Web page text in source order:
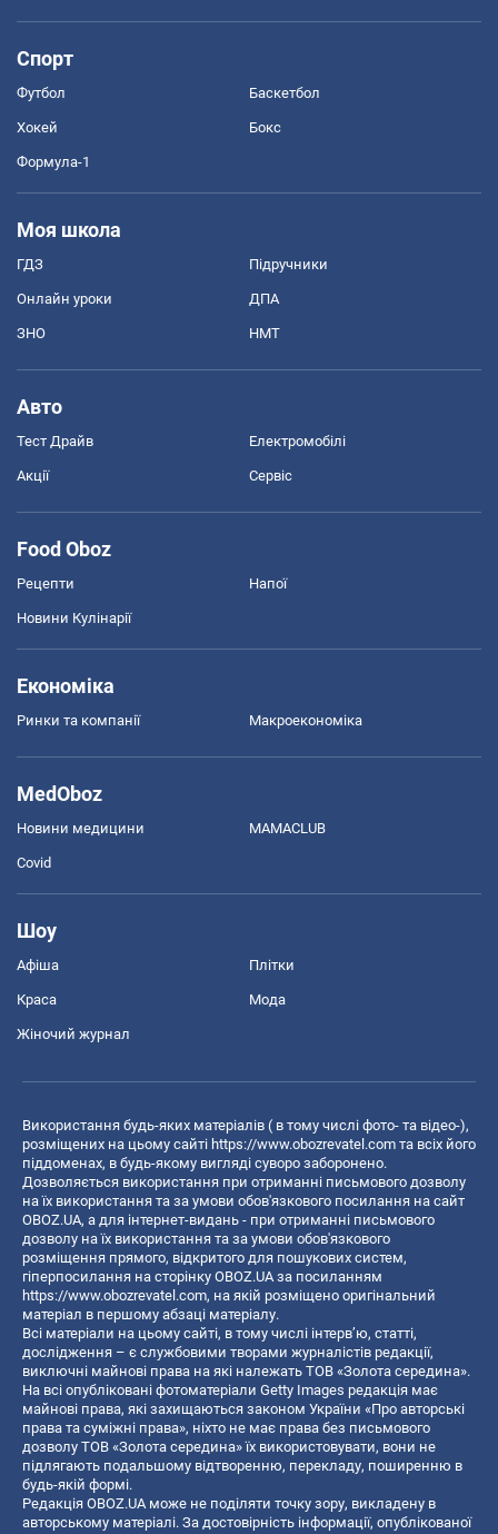
Спорт
Футбол Баскетбол
Хокей Бокс
Формула-1
Моя школа
ГДЗ Підручники
Онлайн уроки ДПА
ЗНО НМТ
Авто
Тест Драйв Електромобілі
Акції Сервіс
Food Oboz
Рецепти Напої
Новини Кулінарії
Економіка
Ринки та компанії Макроекономіка
MedOboz
Новини медицини MAMACLUB
Covid
Шоу
Афіша Плітки
Краса Мода
Жіночий журнал
Використання будь-яких матеріалів ( в тому числі фото- та відео-),
розміщених на цьому сайті https://www.obozrevatel.com та всіх його
піддоменах, в будь-якому вигляді суворо заборонено.
Дозволяється використання при отриманні письмового дозволу
на їх використання та за умови обов'язкового посилання на сайт
OBOZ.UA, а для інтернет-видань - при отриманні письмового
дозволу на їх використання та за умови обов'язкового
розміщення прямого, відкритого для пошукових систем,
гіперпосилання на сторінку OBOZ.UA за посиланням
https://www.obozrevatel.com, на якій розміщено оригінальний
матеріал в першому абзаці матеріалу.
Всі матеріали на цьому сайті, в тому числі інтерв’ю, статті,
дослідження – є службовими творами журналістів редакції,
виключні майнові права на які належать ТОВ «Золота середина».
На всі опубліковані фотоматеріали Getty Images редакція має
майнові права, які захищаються законом України «Про авторські
права та суміжні права», ніхто не має права без письмового
дозволу ТОВ «Золота середина» їх використовувати, вони не
підлягають подальшому відтворенню, перекладу, поширенню в
будь-якій формі.
Редакція OBOZ.UA може не поділяти точку зору, викладену в
авторському матеріалі. За достовірність інформації, опублікованої